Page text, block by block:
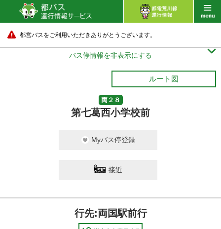
都営バスをご利用いただきありがとうございます。
バス停情報を非表示にする 
ルート図
両２８
第七葛西小学校前
Myバス停登録
接近
行先:両国駅前行